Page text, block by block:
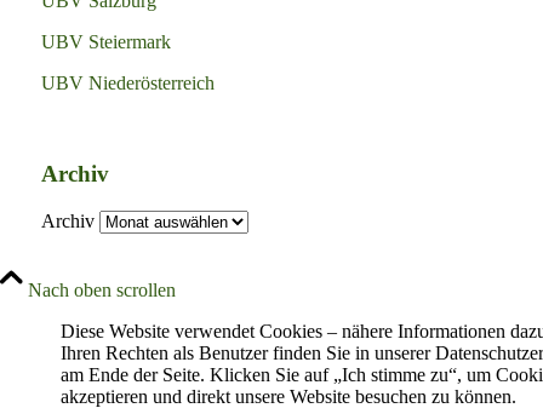
UBV Steiermark
UBV Niederösterreich
Archiv
Archiv
Nach oben scrollen
Diese Website verwendet Cookies – nähere Informationen
Ihren Rechten als Benutzer finden Sie in unserer
am Ende der Seite. Klicken Sie auf „Ich stimme zu“, um
akzeptieren und direkt unsere Website besuchen zu können.